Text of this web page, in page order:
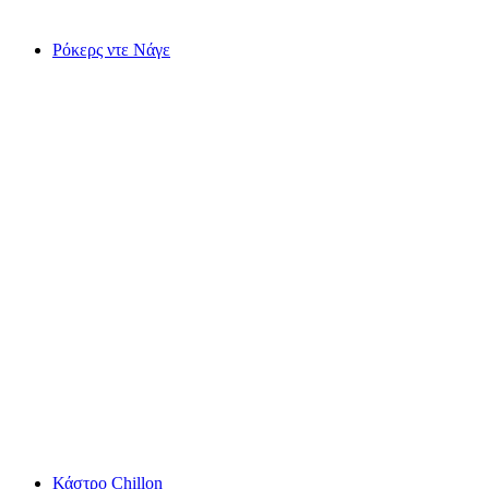
Ρόκερς ντε Νάγε
Κάστρο Chillon